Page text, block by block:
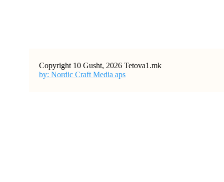
Copyright 10 Gusht, 2026 Tetova1.mk
by: Nordic Craft Media aps